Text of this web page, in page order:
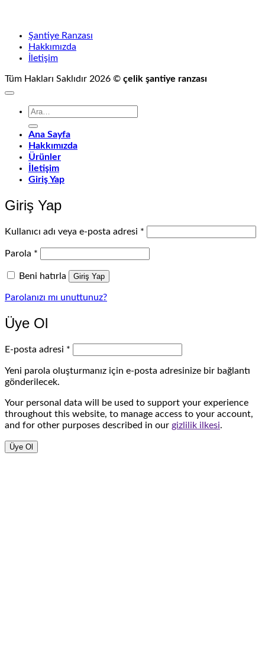
Şantiye Ranzası
Hakkımızda
İletişim
Tüm Hakları Saklıdır 2026 © çelik şantiye ranzası
Ara:
Ana Sayfa
Hakkımızda
Ürünler
İletişim
Giriş Yap
Giriş Yap
Kullanıcı adı veya e-posta adresi *
Parola *
Beni hatırla Giriş Yap
Parolanızı mı unuttunuz?
Üye Ol
E-posta adresi *
Yeni parola oluşturmanız için e-posta adresinize bir bağlantı
gönderilecek.
Your personal data will be used to support your experience
throughout this website, to manage access to your account,
and for other purposes described in our gizlilik ilkesi.
Üye Ol